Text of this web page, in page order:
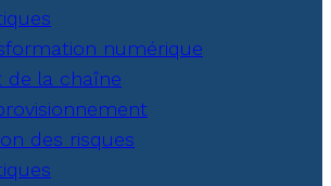
numérique
de la chaîne
des risques